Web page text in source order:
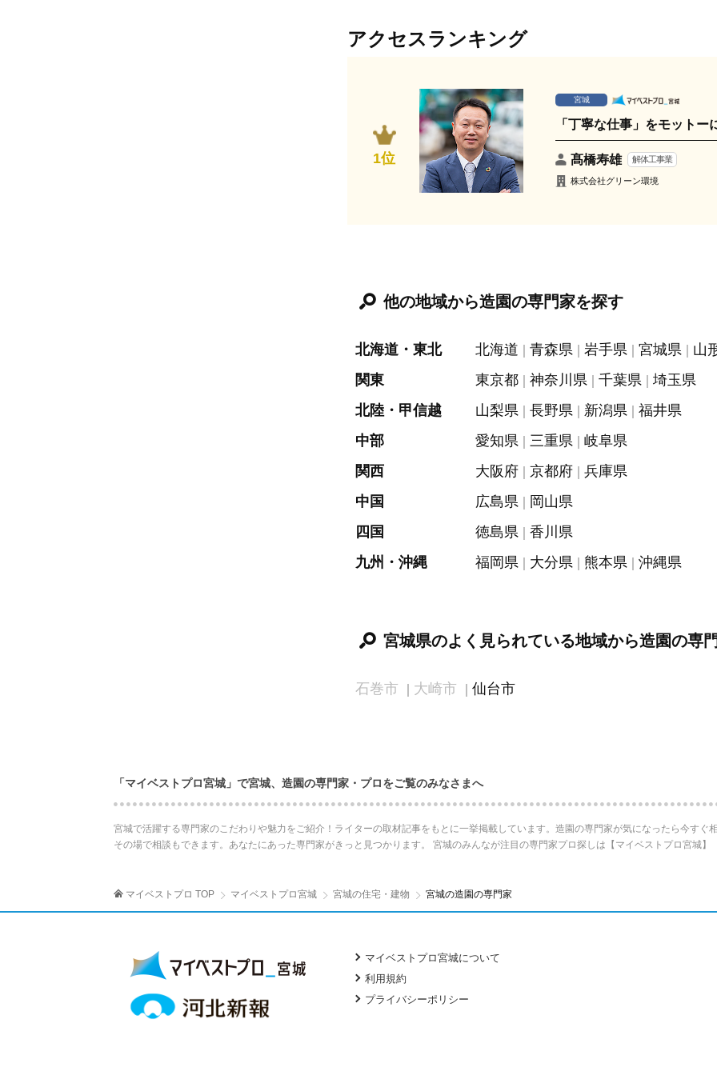
アクセスランキング
1位
宮城
「丁寧な仕事」をモットー
髙橋寿雄 解体工事業
株式会社グリーン環境
他の地域から造園の専門家を探す
北海道・東北 北海道 青森県 岩手県 宮城県
山
関東
東京都 神奈川県 千葉県
埼玉県
北陸・甲信越
山梨県 長野県 新潟県
福井県
中部
愛知県 三重県
岐阜県
関西
大阪府 京都府
兵庫県
中国
広島県
岡山県
四国
徳島県
香川県
九州・沖縄
福岡県 大分県 熊本県 沖縄県
宮城県のよく見られている地域から造園の専
石巻市 大崎市 仙台市
「マイベストプロ宮城」で宮城、造園の専門家・プロをご覧のみなさまへ
宮城で活躍する専門家のこだわりや魅力をご紹介！ライターの取材記事をもとに一挙掲載しています。造園の専門家が気になったら今すぐ
その場で相談もできます。あなたにあった専門家がきっと見つかります。 宮城のみんなが注目の専門家プロ探しは【マイベストプロ宮城】
マイベストプロ TOP マイベストプロ宮城 宮城の住宅・建物 宮城の造園の専門家
マイベストプロ宮城について
利用規約
プライバシーポリシー